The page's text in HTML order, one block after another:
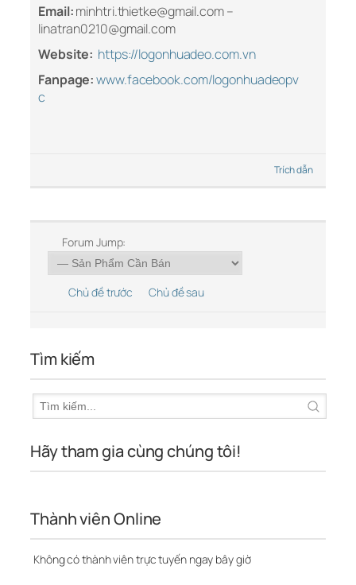
Email:minhtri.thietke@gmail.com –
linatran0210@gmail.com
Website: https://logonhuadeo.com.vn
Fanpage:www.facebook.com/logonhuadeopv
c
Trích dẫn
Forum Jump:
Chủ đề trước Chủ đề sau
Tìm kiếm
Hãy tham gia cùng chúng tôi!
Thành viên Online
Không có thành viên trực tuyến ngay bây giờ